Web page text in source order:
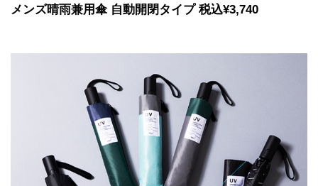
メンズ晴雨兼用傘 自動開閉タイプ 税込¥3,740